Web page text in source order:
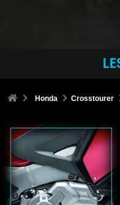
Honda Crosstourer